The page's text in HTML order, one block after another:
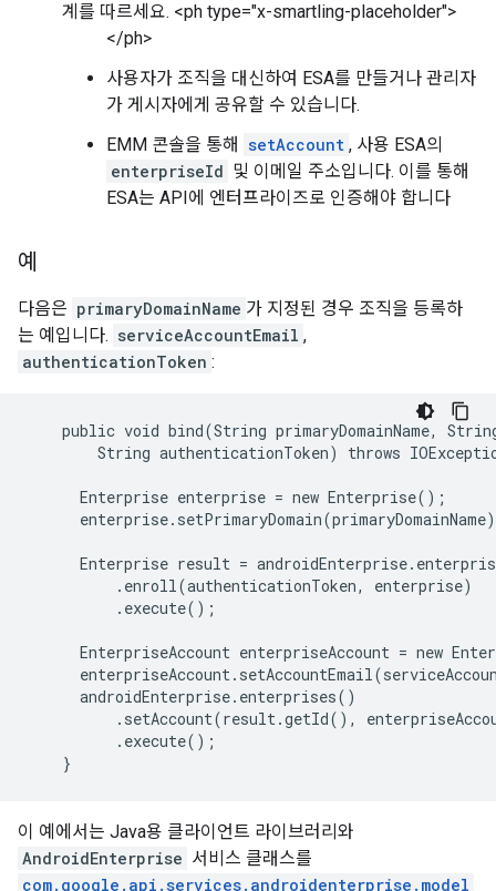
계를 따르세요. <ph type="x-smartling-placeholder">
</ph>
사용자가 조직을 대신하여 ESA를 만들거나 관리자
가 게시자에게 공유할 수 있습니다.
EMM 콘솔을 통해 setAccount , 사용 ESA의
enterpriseId 및 이메일 주소입니다. 이를 통해
ESA는 API에 엔터프라이즈로 인증해야 합니다
예
다음은 primaryDomainName 가 지정된 경우 조직을 등록하
는 예입니다. serviceAccountEmail ,
authenticationToken :
public void bind(String primaryDomainName,
String authenticationToken) throws
      Enterprise enterprise = new Enterprise();
Enterprise result =
          .enroll(authenticationToken, enterprise)
          .execute();
EnterpriseAccount enterpriseAccount = new
      androidEnterprise.enterprises()
.setAccount(result.getId(),
          .execute();
    }
이 예에서는 Java용 클라이언트 라이브러리와
AndroidEnterprise 서비스 클래스를
com.google.api.services.androidenterprise.model